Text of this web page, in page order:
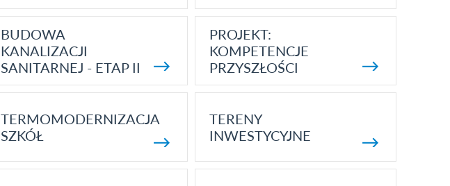
BUDOWA
KANALIZACJI
SANITARNEJ - ETAP II
PROJEKT:
KOMPETENCJE
PRZYSZŁOŚCI
TERMOMODERNIZACJA
SZKÓŁ
TERENY
INWESTYCYJNE